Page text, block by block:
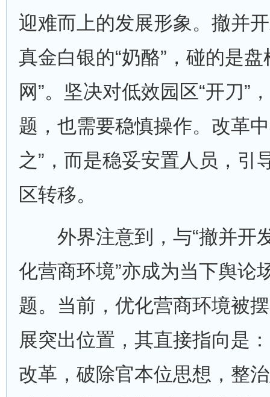
迎难而上的发展形象。撤并
真金白银的“奶酪”，碰的是
网”。坚决对低效园区“开刀”
题，也需要稳慎操作。改革
之”，而是稳妥安置人员，引
区转移。
外界注意到，与“撤并开发
化营商环境”亦成为当下舆论
题。当前，优化营商环境被
展突出位置，其直接指向是
改革，破除官本位思想，整